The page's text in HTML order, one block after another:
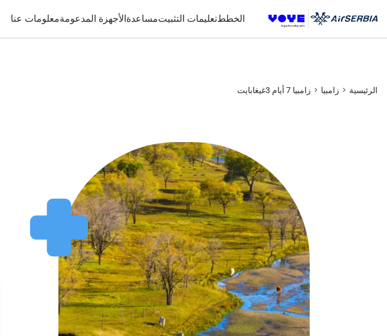
الخططتعليمات التثبيتمساعدةالأجهزة المدعومةمعلومات عنا
الرئيسية زامبيا زامبيا 7 أيام 3غيغابايت